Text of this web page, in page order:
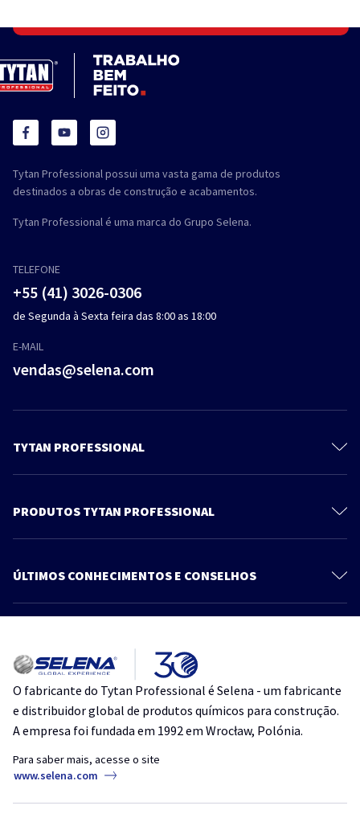
Tytan Professional possui uma vasta gama de produtos
destinados a obras de construção e acabamentos.
Tytan Professional é uma marca do Grupo Selena.
TELEFONE
+55 (41) 3026-0306
de Segunda à Sexta feira das 8:00 as 18:00
E-MAIL
vendas@selena.com
TYTAN PROFESSIONAL
Contato
Produtos
PRODUTOS TYTAN PROFESSIONAL
Espuma Adesiva
ÚLTIMOS CONHECIMENTOS E CONSELHOS
Mais artigos
Como vedar portas e janelas no inverno sem danificar esquadrias de
PVC e alumínio
Selante à base d’água: onde usar e como aplicar corretamente
Como evitar infiltrações com o uso correto de selantes
O fabricante do Tytan Professional é Selena - um fabricante
e distribuidor global de produtos químicos para construção.
A empresa foi fundada em 1992 em Wrocław, Polónia.
Para saber mais, acesse o site
www.selena.com